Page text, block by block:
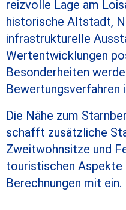
reizvolle Lage am
historische Altstadt,
infrastrukturelle
Wertentwicklungen
Besonderheiten
Bewertungsverfahren
Die Nähe zum
schafft zusätzliche
Zweitwohnsitze und
touristischen Aspekte
Berechnungen mit ein.